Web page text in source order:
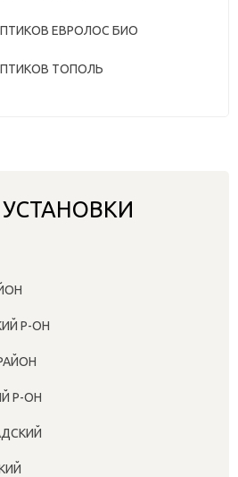
ЕВРОЛОС БИО
ТОПОЛЬ
Р-ОН
Р-ОН